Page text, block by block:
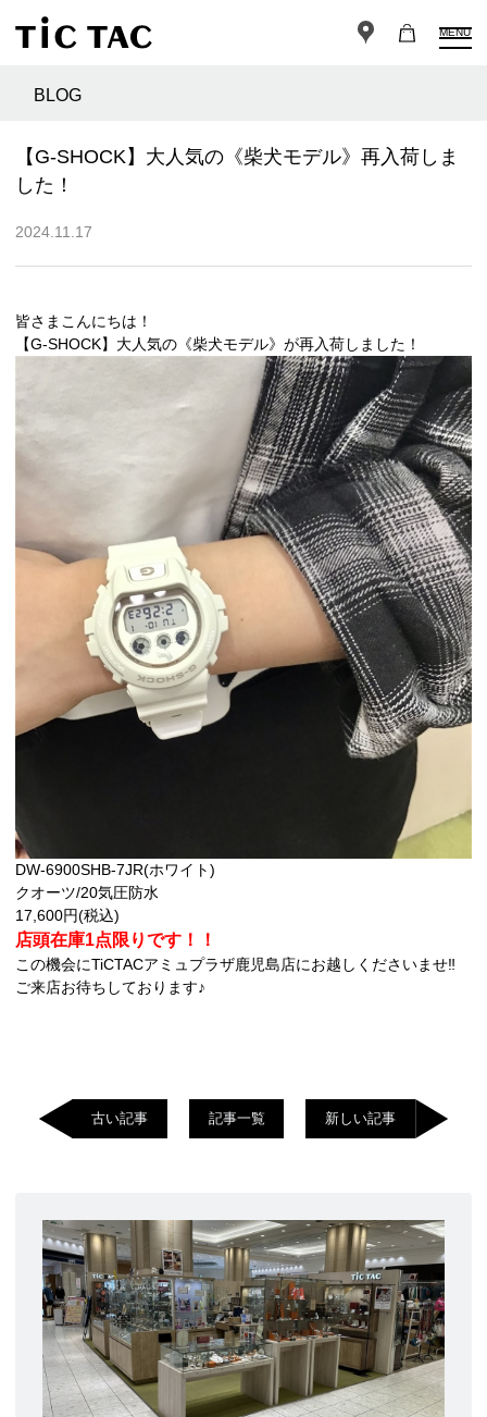
MENU
BLOG
【G-SHOCK】大人気の《柴犬モデル》再入荷しま
した！
2024.11.17
皆さまこんにちは！
【G-SHOCK】大人気の《柴犬モデル》が再入荷しました！
DW-6900SHB-7JR(ホワイト)
クオーツ/20気圧防水
17,600円(税込)
店頭在庫1点限りです！！
この機会にTiCTACアミュプラザ鹿児島店にお越しくださいませ‼︎
ご来店お待ちしております♪
古い記事 記事一覧 新しい記事